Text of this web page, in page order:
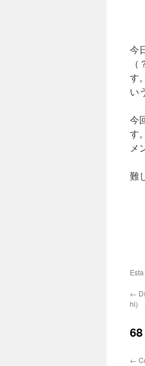
今
す
い
今
す
メ
難
←
hi)
←